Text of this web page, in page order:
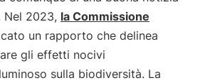
Nel 2023, la Commissione
un rapporto che delinea
gli effetti nocivi
sulla biodiversità. La